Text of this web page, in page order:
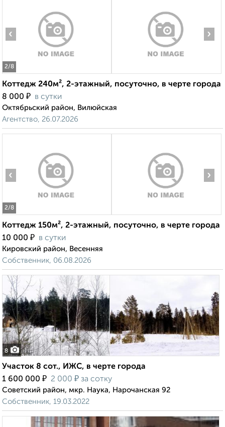
2/8
‹ ›
Коттедж 240м², 2-этажный, посуточно, в черте города
8 000 ₽ в сутки
Октябрьский район, Вилюйская
Агентство, 26.07.2026
2/8
‹ ›
Коттедж 150м², 2-этажный, посуточно, в черте города
10 000 ₽ в сутки
Кировский район, Весенняя
Собственник, 06.08.2026
8
Участок 8 сот., ИЖС, в черте города
1 600 000 ₽ 2 000 ₽ за сотку
Советский район, мкр. Наука, Нарочанская 92
Собственник, 19.03.2022